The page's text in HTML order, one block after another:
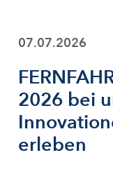
07.07.2026
2026 bei
erleben